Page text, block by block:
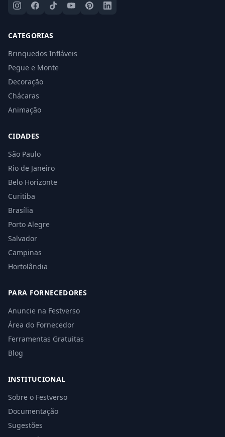
CATEGORIAS
Brinquedos Infláveis
Pegue e Monte
Decoração
Chácaras
Animação
CIDADES
São Paulo
Rio de Janeiro
Belo Horizonte
Curitiba
Brasília
Porto Alegre
Salvador
Campinas
Hortolândia
PARA FORNECEDORES
Anuncie na Festverso
Área do Fornecedor
Ferramentas Gratuitas
Blog
INSTITUCIONAL
Sobre o Festverso
Documentação
Sugestões